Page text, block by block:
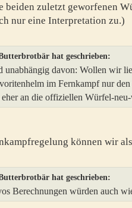
beiden zuletzt geworfenen
nur eine Interpretation zu.)
hat geschrieben:
unabhängig davon: Wollen wir
im Fernkampf nur
eher an die offiziellen Würfel-
können wir
hat geschrieben:
Berechnungen würden auch